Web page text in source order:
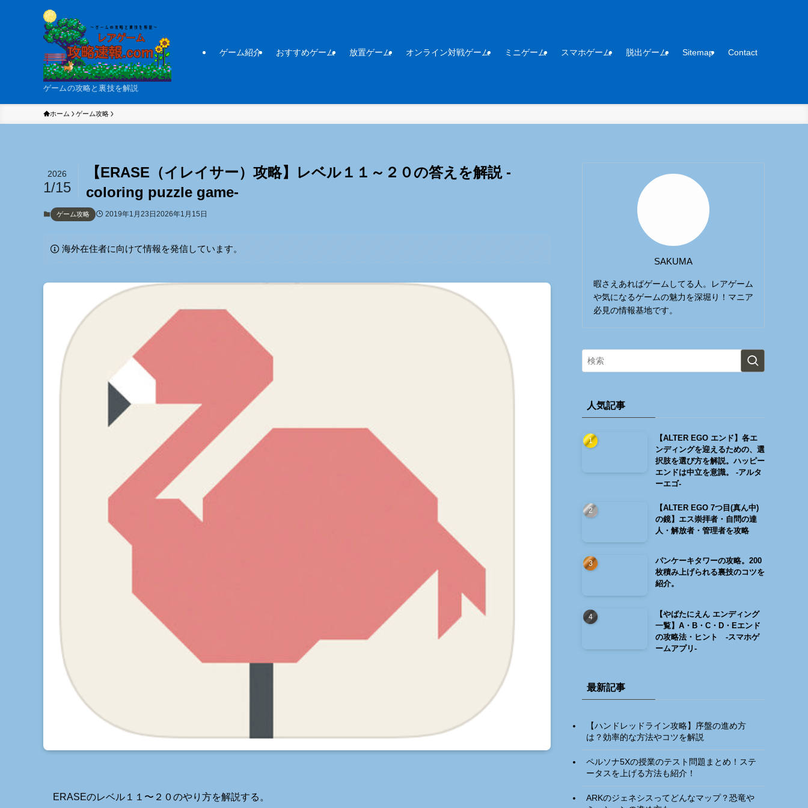
ゲームの攻略と裏技を解説
ゲーム紹介 おすすめゲーム 放置ゲーム オンライン対戦ゲーム ミニゲーム スマホゲーム 脱出ゲーム Sitemap Contact
ホーム ゲーム攻略
【ERASE（イレイサー）攻略】レベル１１～２０の答えを解説 -
coloring puzzle game-
2026
1/15
ゲーム攻略 2019年1月23日 2026年1月15日
海外在住者に向けて情報を発信しています。
ERASEのレベル１１〜２０のやり方を解説する。
SAKUMA
暇さえあればゲームしてる人。レアゲーム
や気になるゲームの魅力を深堀り！マニア
必見の情報基地です。
人気記事
【ALTER EGO エンド】各エ
ンディングを迎えるための、選
択肢を選び方を解説。ハッピー
エンドは中立を意識。 -アルタ
ーエゴ-
【ALTER EGO 7つ目(真ん中)
の鏡】エス崇拝者・自問の達
人・解放者・管理者を攻略
パンケーキタワーの攻略。200
枚積み上げられる裏技のコツを
紹介。
【やばたにえん エンディング
一覧】A・B・C・D・Eエンド
の攻略法・ヒント -スマホゲ
ームアプリ-
最新記事
【ハンドレッドライン攻略】序盤の進め方
は？効率的な方法やコツを解説
ペルソナ5Xの授業のテスト問題まとめ！ステ
ータスを上げる方法も紹介！
ARKのジェネシスってどんなマップ？恐竜や